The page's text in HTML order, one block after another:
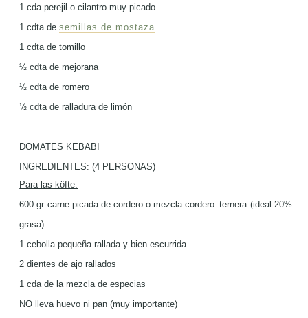
1 cda perejil o cilantro muy picado
1 cdta desemillas de mostaza
1 cdta de tomillo
½cdta de mejorana
½cdta de romero
½ cdta de ralladura de limón
DOMATES KEBABI
INGREDIENTES:(4 PERSONAS)
Para las köfte:
600 gr carne picada de cordero o mezcla cordero–ternera (ideal 20%
grasa)
1 cebolla pequeña rallada y bien escurrida
2 dientes de ajo rallados
1 cda de la mezcla de especias
NO lleva huevo ni pan (muy importante)